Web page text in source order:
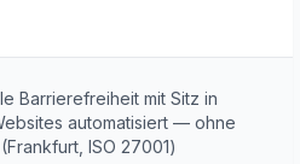
Barrierefreiheit mit Sitz in
automatisiert — ohne
ISO 27001)